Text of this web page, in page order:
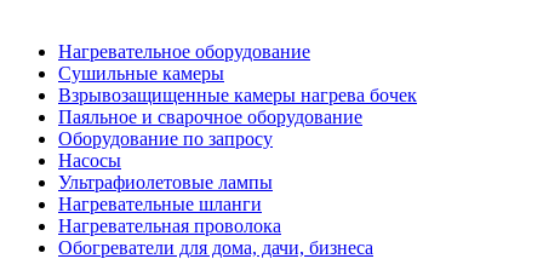
Нагревательное оборудование
Сушильные камеры
Взрывозащищенные камеры нагрева бочек
Паяльное и сварочное оборудование
Оборудование по запросу
Насосы
Ультрафиолетовые лампы
Нагревательные шланги
Нагревательная проволока
Обогреватели для дома, дачи, бизнеса